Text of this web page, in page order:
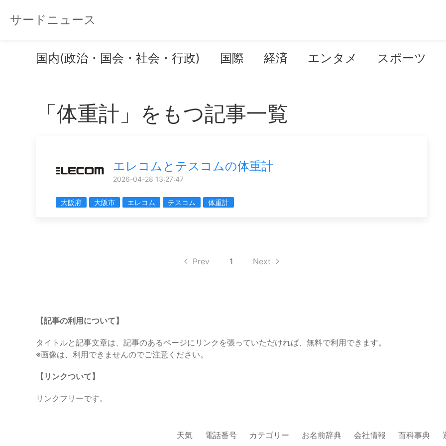
サードニュース
国内(政治・国会・社会・行政) 国際 経済 エンタメ スポーツ
「体重計」をもつ記事一覧
エレコムとテスコムの体重計
2026-04-28 13:27:47
大阪府 大阪市 エレコム テスコム 体重計
Prev 1 Next
【記事の利用について】
タイトルと記事文章は、記事のあるページにリンクを張っていただければ、無料で利用できます。
※画像は、利用できませんのでご注意ください。
【リンクついて】
リンクフリーです。
天気 電話番号 カテゴリー お名前辞典 会社情報 百科事典